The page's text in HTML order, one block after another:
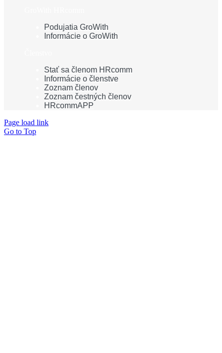
Podujatia GroWith
Informácie o GroWith
Stať sa členom HRcomm
Informácie o členstve
Zoznam členov
Zoznam čestných členov
HRcommAPP
Page load link
Go to Top